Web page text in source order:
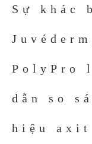
Sự khác
PolyPro
dẫn so
hiệu axit